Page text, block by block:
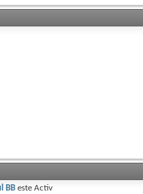
BB esteActiv